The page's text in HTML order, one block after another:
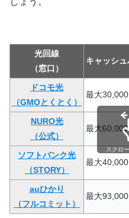
光回線
（窓口）
キャッシ
ドコモ光
（GMOとくとく）
最大
NURO光
（公式）
最大
ソフトバンク光
（STORY）
最大
auひかり
（フルコミット）
最大
スクロ